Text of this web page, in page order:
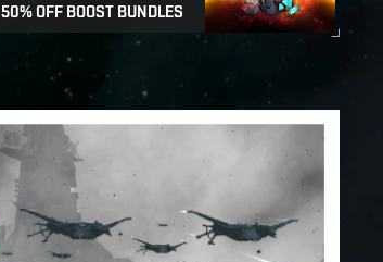
50% OFF BOOST BUNDLES